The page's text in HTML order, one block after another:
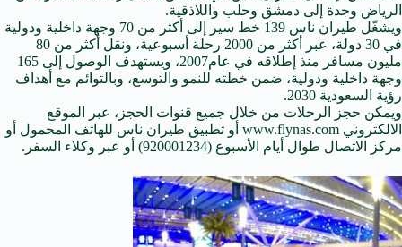
الرياض وجدة إلى دمشق وحلب واللاذقية.
ويشغّل طيران ناس 139 خط سير إلى أكثر من 70 وجهة داخلية ودولية
في 30 دولة، عبر أكثر من 2000 رحلة أسبوعية، ونقل أكثر من 80
مليون مسافر منذ إطلاقه في عام2007، ويستهدف الوصول إلى 165
وجهة داخلية ودولية، ضمن خطته للنمو والتوسع، وبالتوائم مع أهداف
رؤية السعودية 2030.
ويمكن حجز الرحلات من خلال جميع قنوات الحجز، عبر الموقع
اﻻلكتروني www.flynas.com أو تطبيق طيران ناس للهاتف المحمول أو
مركز الاتصال طوال أيام الأسبوع (920001234) أو عبر وكلاء السفر.